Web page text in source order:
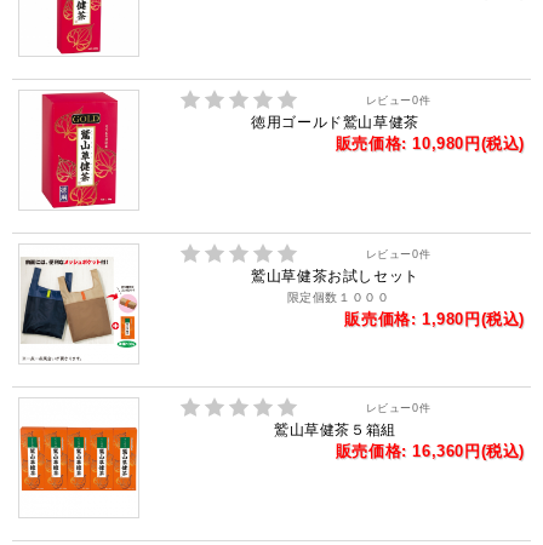
レビュー0件
徳用ゴールド鷲山草健茶
販売価格: 10,980円(税込)
レビュー0件
鷲山草健茶お試しセット
限定個数１０００
販売価格: 1,980円(税込)
レビュー0件
鷲山草健茶５箱組
販売価格: 16,360円(税込)